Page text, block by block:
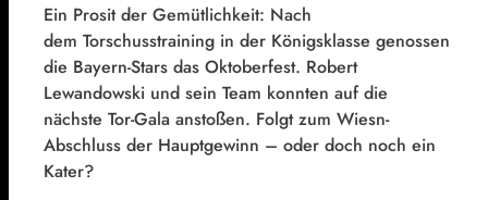
Ein Prosit der Gemütlichkeit: Nach
dem Torschusstraining in der Königsklasse genossen
die Bayern-Stars das Oktoberfest. Robert
Lewandowski und sein Team konnten auf die
nächste Tor-Gala anstoßen. Folgt zum Wiesn-
Abschluss der Hauptgewinn – oder doch noch ein
Kater?